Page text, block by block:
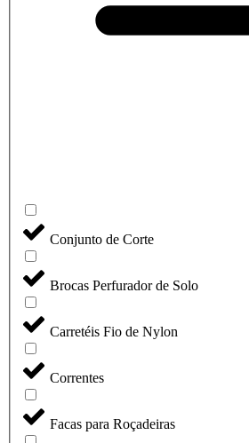
Conjunto de Corte
Brocas Perfurador de Solo
Carretéis Fio de Nylon
Correntes
Facas para Roçadeiras